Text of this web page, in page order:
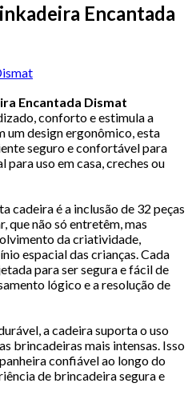
Encantada
Encantada Dismat
conforto e estimula a
um design ergonômico, esta
seguro e confortável para
para uso em casa, creches ou
cadeira é a inclusão de 32 peças
que não só entretêm, mas
da criatividade,
espacial das crianças. Cada
para ser segura e fácil de
lógico e a resolução de
a cadeira suporta o uso
brincadeiras mais intensas. Isso
confiável ao longo do
de brincadeira segura e